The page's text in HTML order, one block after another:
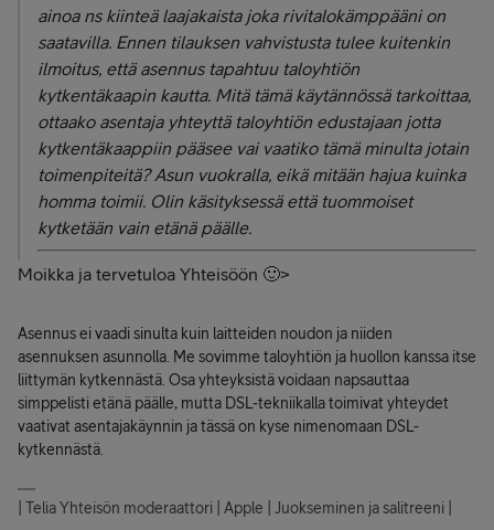
ainoa ns kiinteä laajakaista joka rivitalokämppääni on
saatavilla. Ennen tilauksen vahvistusta tulee kuitenkin
ilmoitus, että asennus tapahtuu taloyhtiön
kytkentäkaapin kautta. Mitä tämä käytännössä tarkoittaa,
ottaako asentaja yhteyttä taloyhtiön edustajaan jotta
kytkentäkaappiin pääsee vai vaatiko tämä minulta jotain
toimenpiteitä? Asun vuokralla, eikä mitään hajua kuinka
homma toimii. Olin käsityksessä että tuommoiset
kytketään vain etänä päälle.
Moikka ja tervetuloa Yhteisöön 🙂>
Asennus ei vaadi sinulta kuin laitteiden noudon ja niiden
asennuksen asunnolla. Me sovimme taloyhtiön ja huollon kanssa itse
liittymän kytkennästä. Osa yhteyksistä voidaan napsauttaa
simppelisti etänä päälle, mutta DSL-tekniikalla toimivat yhteydet
vaativat asentajakäynnin ja tässä on kyse nimenomaan DSL-
kytkennästä.
| Telia Yhteisön moderaattori | Apple | Juokseminen ja salitreeni |